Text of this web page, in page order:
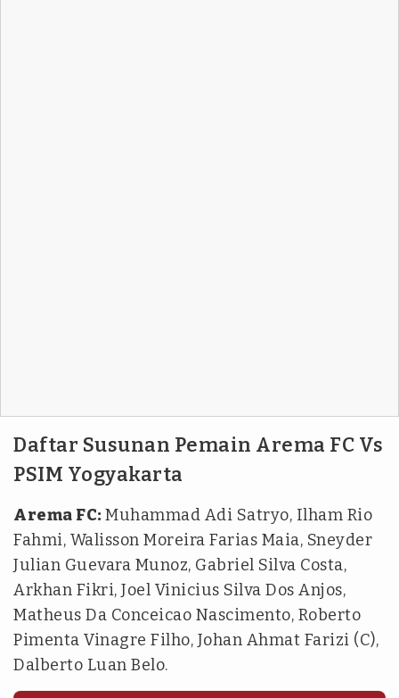
Daftar Susunan Pemain Arema FC Vs
PSIM Yogyakarta
Arema FC:Muhammad Adi Satryo, Ilham Rio
Fahmi, Walisson Moreira Farias Maia, Sneyder
Julian Guevara Munoz, Gabriel Silva Costa,
Arkhan Fikri, Joel Vinicius Silva Dos Anjos,
Matheus Da Conceicao Nascimento, Roberto
Pimenta Vinagre Filho, Johan Ahmat Farizi (C),
Dalberto Luan Belo.